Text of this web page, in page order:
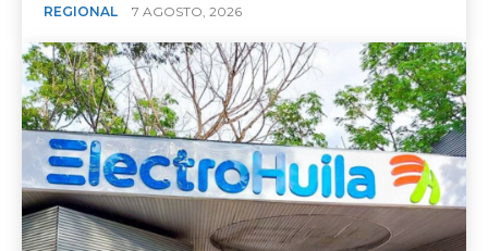
REGIONAL 7 AGOSTO, 2026